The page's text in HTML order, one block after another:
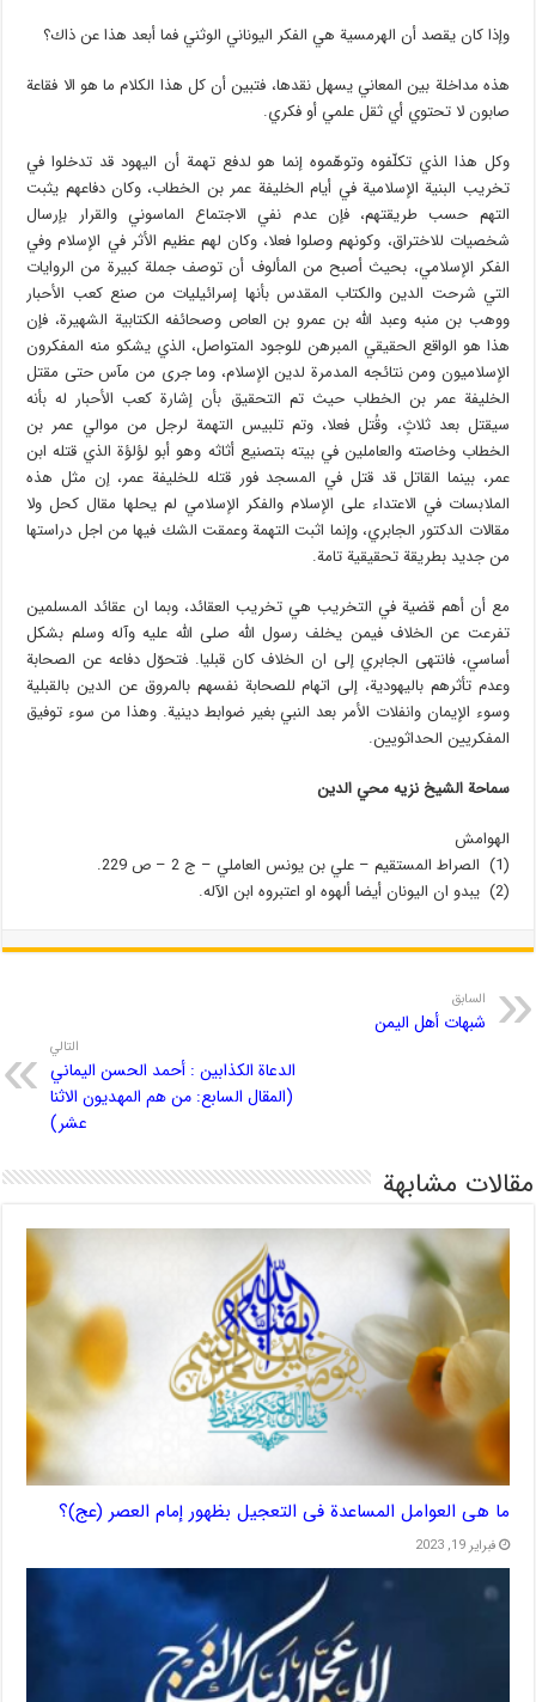
وإذا كان يقصد أن الهرمسية هي الفكر اليوناني الوثني فما أبعد هذا عن ذاك؟
هذه مداخلة بين المعاني يسهل نقدها، فتبين أن كل هذا الكلام ما هو الا فقاعة
صابون لا تحتوي أي ثقل علمي أو فكري.
وكل هذا الذي تكلّفوه وتوهّموه إنما هو لدفع تهمة أن اليهود قد تدخلوا في
تخريب البنية الإسلامية في أيام الخليفة عمر بن الخطاب، وكان دفاعهم يثبت
التهم حسب طريقتهم، فإن عدم نفي الاجتماع الماسوني والقرار بإرسال
شخصيات للاختراق، وكونهم وصلوا فعلا، وكان لهم عظيم الأثر في الإسلام وفي
الفكر الإسلامي، بحيث أصبح من المألوف أن توصف جملة كبيرة من الروايات
التي شرحت الدين والكتاب المقدس بأنها إسرائيليات من صنع كعب الأحبار
ووهب بن منبه وعبد الله بن عمرو بن العاص وصحائفه الكتابية الشهيرة، فإن
هذا هو الواقع الحقيقي المبرهن للوجود المتواصل، الذي يشكو منه المفكرون
الإسلاميون ومن نتائجه المدمرة لدين الإسلام، وما جرى من مآس حتى مقتل
الخليفة عمر بن الخطاب حيث تم التحقيق بأن إشارة كعب الأحبار له بأنه
سيقتل بعد ثلاثٍ، وقُتل فعلا، وتم تلبيس التهمة لرجل من موالي عمر بن
الخطاب وخاصته والعاملين في بيته بتصنيع أثاثه وهو أبو لؤلؤة الذي قتله ابن
عمر، بينما القاتل قد قتل في المسجد فور قتله للخليفة عمر، إن مثل هذه
الملابسات في الاعتداء على الإسلام والفكر الإسلامي لم يحلها مقال كحل ولا
مقالات الدكتور الجابري، وإنما اثبت التهمة وعمقت الشك فيها من اجل دراستها
من جديد بطريقة تحقيقية تامة.
مع أن أهم قضية في التخريب هي تخريب العقائد، وبما ان عقائد المسلمين
تفرعت عن الخلاف فيمن يخلف رسول الله صلى الله عليه وآله وسلم بشكل
أساسي، فانتهى الجابري إلى ان الخلاف كان قبليا. فتحوّل دفاعه عن الصحابة
وعدم تأثرهم باليهودية، إلى اتهام للصحابة نفسهم بالمروق عن الدين بالقبلية
وسوء الإيمان وانفلات الأمر بعد النبي بغير ضوابط دينية. وهذا من سوء توفيق
المفكريين الحداثويين.
سماحة الشيخ نزيه محي الدين
الهوامش
(1) الصراط المستقيم – علي بن يونس العاملي – ج 2 – ص 229.
(2) يبدو ان اليونان أيضا ألهوه او اعتبروه ابن الآله.
السابق
شبهات أهل اليمن
التالي
الدعاة الکذابین : أحمد الحسن الیماني
(المقال السابع: من هم المهديون الاثنا
عشر)
مقالات مشابهة
ما هی العوامل المساعدة فی التعجیل بظهور إمام العصر (عج)؟
فبراير 19, 2023